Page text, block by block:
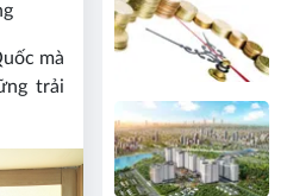
mà
trải